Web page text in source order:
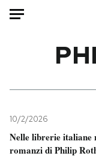
Mondo
Politica
Tecnologia
10/2/2026
Nelle librerie italiane
romanzi di Philip